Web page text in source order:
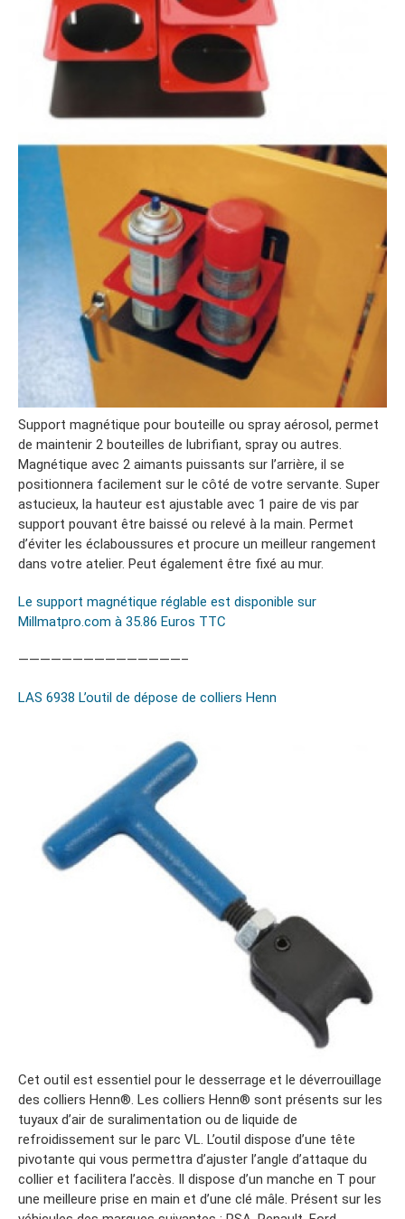
Support magnétique pour bouteille ou spray aérosol, permet
de maintenir 2 bouteilles de lubrifiant, spray ou autres.
Magnétique avec 2 aimants puissants sur l’arrière, il se
positionnera facilement sur le côté de votre servante. Super
astucieux, la hauteur est ajustable avec 1 paire de vis par
support pouvant être baissé ou relevé à la main. Permet
d’éviter les éclaboussures et procure un meilleur rangement
dans votre atelier. Peut également être fixé au mur.
Le support magnétique réglable est disponible sur
Millmatpro.com à 35.86 Euros TTC
———————————————–
LAS 6938 L’outil de dépose de colliers Henn
Cet outil est essentiel pour le desserrage et le déverrouillage
des colliers Henn®. Les colliers Henn® sont présents sur les
tuyaux d’air de suralimentation ou de liquide de
refroidissement sur le parc VL. L’outil dispose d’une tête
pivotante qui vous permettra d’ajuster l’angle d’attaque du
collier et facilitera l’accès. Il dispose d’un manche en T pour
une meilleure prise en main et d’une clé mâle. Présent sur les